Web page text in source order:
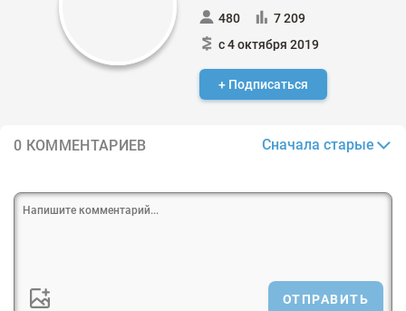
480
7 209
с 4 октября 2019
+ Подписаться
0 КОММЕНТАРИЕВ Сначала старые
ОТПРАВИТЬ